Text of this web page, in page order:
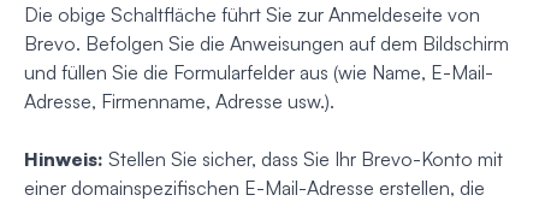
Die obige Schaltfläche führt Sie zur Anmeldeseite von
Brevo. Befolgen Sie die Anweisungen auf dem Bildschirm
und füllen Sie die Formularfelder aus (wie Name, E-Mail-
Adresse, Firmenname, Adresse usw.).
Hinweis: Stellen Sie sicher, dass Sie Ihr Brevo-Konto mit
einer domainspezifischen E-Mail-Adresse erstellen, die